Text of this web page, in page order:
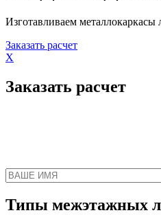
Изготавливаем металлокаркасы
Заказать расчет
X
Заказать расчет
Типы межэтажных